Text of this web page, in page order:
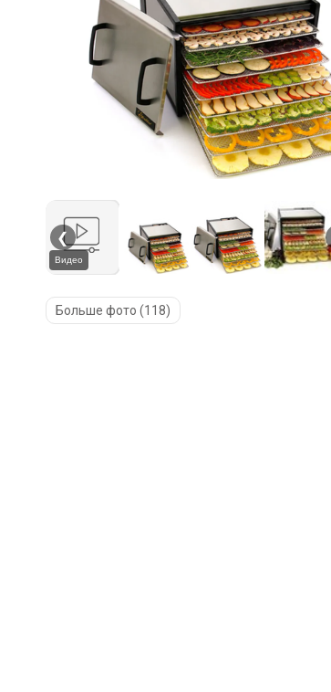
Видео
❮
Больше фото (118)